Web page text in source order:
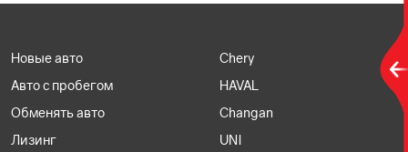
Новые авто
Авто с пробегом
Обменять авто
Лизинг
Chery
HAVAL
Changan
UNI